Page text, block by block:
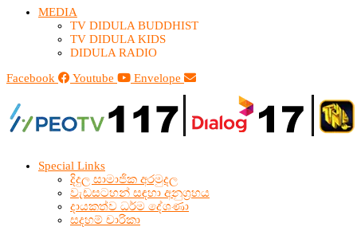
MEDIA
TV DIDULA BUDDHIST​
TV DIDULA KIDS
DIDULA RADIO
Facebook
Youtube Envelope
Special Links
දිදුල සාමාජික අරමුදල
වැඩසටහන් සඳහා අනුග්‍රහය
දායකත්ව ධර්ම දේශණා
සදහම් චාරිකා